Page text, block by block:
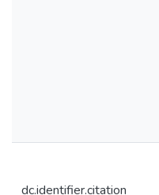
dc.identifier.citation